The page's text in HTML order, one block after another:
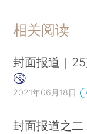
相关阅读
封面报道｜
2021年06月18日
封面报道之